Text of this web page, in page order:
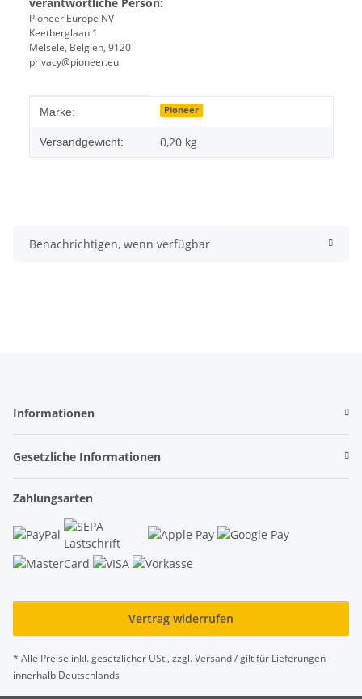
Pioneer Europe NV
Keetberglaan 1
Melsele, Belgien, 9120
privacy@pioneer.eu
Produkteigenschaft
Wert
Marke: Pioneer
Versandgewicht: 0,20 kg
Benachrichtigen, wenn verfügbar
Informationen
Gesetzliche Informationen
Zahlungsarten
Vertrag widerrufen
* Alle Preise inkl. gesetzlicher USt., zzgl.Versand/ gilt für Lieferungen
innerhalb Deutschlands